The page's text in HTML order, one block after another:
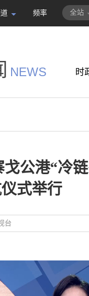
频率 全站
NEWS 时
公港“冷
式举行
台